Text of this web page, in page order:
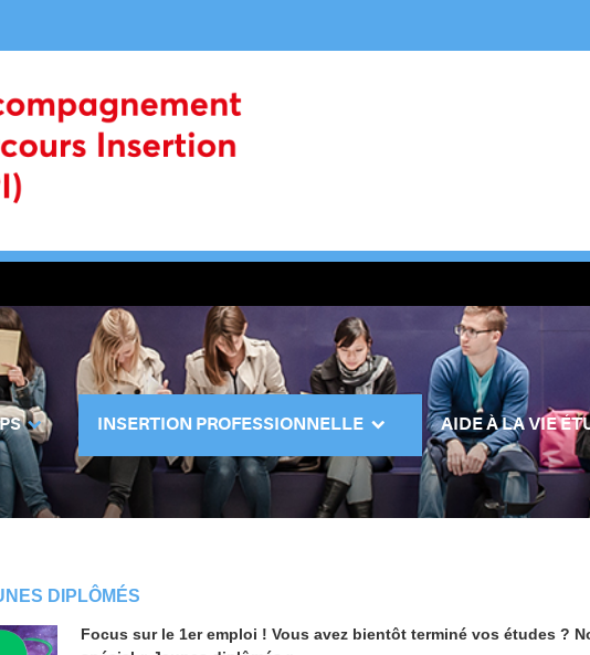
INSERTION PROFESSIONNELLE AIDE À LA VIE
DIPLÔMÉS
Focus sur le 1er emploi ! Vous avez bientôt terminé vos études ?